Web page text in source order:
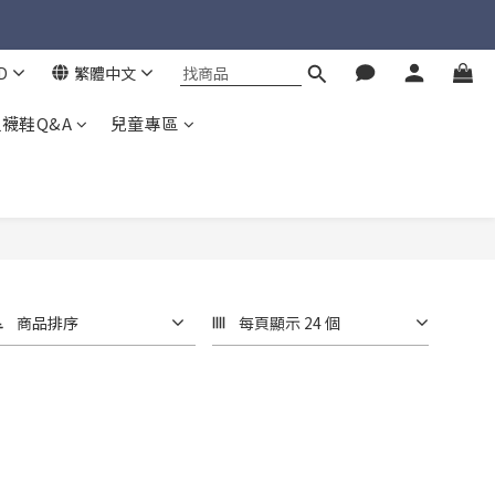
繁體中文
鞋Q&A 兒童專區
商品排序 每頁顯示 24 個